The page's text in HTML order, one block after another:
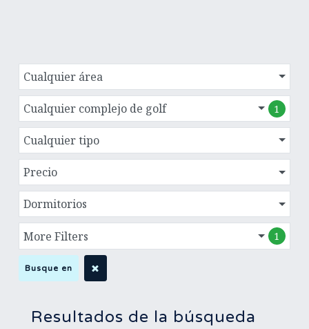
Cualquier área
Cualquier complejo de golf 1
Cualquier tipo
Precio
Dormitorios
More Filters 1
Busque en
Resultados de la búsqueda